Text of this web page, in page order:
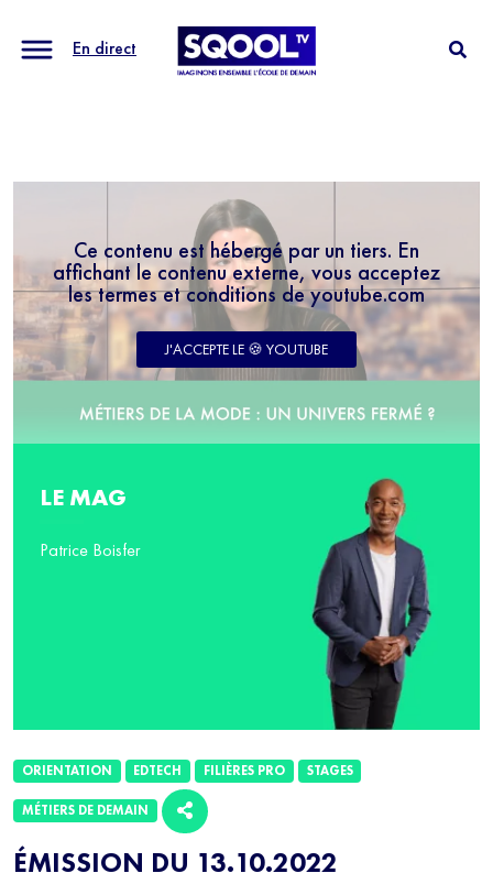
En direct
Ce contenu est hébergé par un tiers. En
affichant le contenu externe, vous acceptez
les termes et conditions de youtube.com
J'ACCEPTE LE 🍪 YOUTUBE
ÉMISSION DU 13.10.2022
ORIENTATION EDTECH FILIÈRES PRO STAGES
MÉTIERS DE DEMAIN
LE MAG
Patrice Boisfer